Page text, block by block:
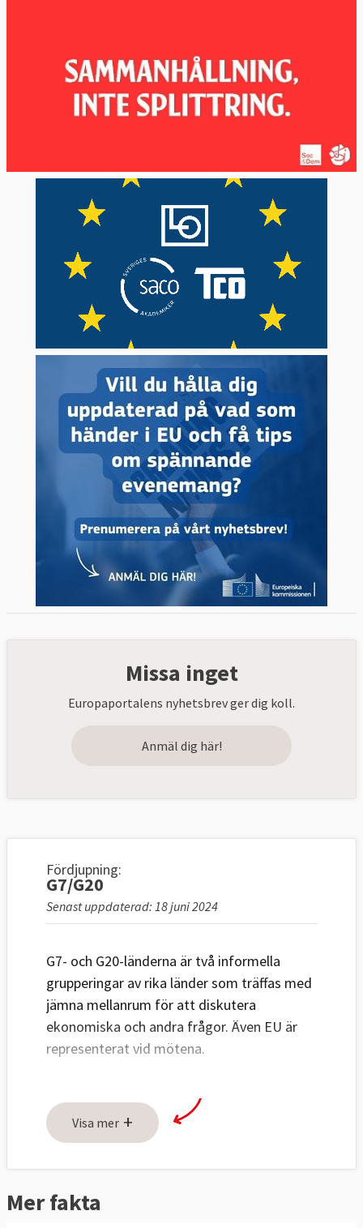
Missa inget
Europaportalens nyhetsbrev ger dig koll.
Anmäl dig här!
Fördjupning:
G7/G20
Senast uppdaterad: 18 juni 2024
G7- och G20-länderna är två informella
grupperingar av rika länder som träffas med
jämna mellanrum för att diskutera
ekonomiska och andra frågor. Även EU är
representerat vid mötena.
Visa mer +
Mer fakta